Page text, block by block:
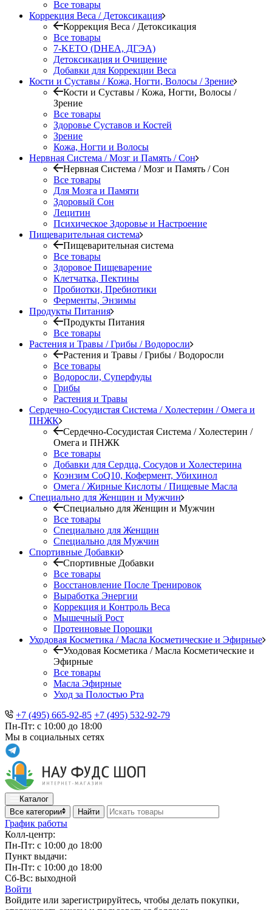
Все товары
Коррекция Веса / Детоксикация
Коррекция Веса / Детоксикация
Все товары
7-KETO (DHEA, ДГЭА)
Детоксикация и Очищение
Добавки для Коррекции Веса
Кости и Суставы / Кожа, Ногти, Волосы / Зрение
Кости и Суставы / Кожа, Ногти, Волосы /
Зрение
Все товары
Здоровье Суставов и Костей
Зрение
Кожа, Ногти и Волосы
Нервная Система / Мозг и Память / Сон
Нервная Система / Мозг и Память / Сон
Все товары
Для Мозга и Памяти
Здоровый Сон
Лецитин
Психическое Здоровье и Настроение
Пищеварительная система
Пищеварительная система
Все товары
Здоровое Пищеварение
Клетчатка, Пектины
Пробиотки, Пребиотики
Ферменты, Энзимы
Продукты Питания
Продукты Питания
Все товары
Растения и Травы / Грибы / Водоросли
Растения и Травы / Грибы / Водоросли
Все товары
Водоросли, Суперфуды
Грибы
Растения и Травы
Сердечно-Сосудистая Система / Холестерин / Омега и
ПНЖК
Сердечно-Сосудистая Система / Холестерин /
Омега и ПНЖК
Все товары
Добавки для Сердца, Сосудов и Холестерина
Коэнзим CoQ10, Кофермент, Убихинол
Омега / Жирные Кислоты / Пищевые Масла
Специально для Женщин и Мужчин
Специально для Женщин и Мужчин
Все товары
Специально для Женщин
Специально для Мужчин
Спортивные Добавки
Спортивные Добавки
Все товары
Восстановление После Тренировок
Выработка Энергии
Коррекция и Контроль Веса
Мышечный Рост
Протеиновые Порошки
Уходовая Косметика / Масла Косметические и Эфирные
Уходовая Косметика / Масла Косметические и
Эфирные
Все товары
Масла Эфирные
Уход за Полостью Рта
+7 (495) 665-92-85 +7 (495) 532-92-79
Пн-Пт: с 10:00 до 18:00
Мы в социальных сетях
Каталог
Все категории
Найти
График работы
Колл-центр:
Пн-Пт: с 10:00 до 18:00
Пункт выдачи:
Пн-Пт: с 10:00 до 18:00
Сб-Вс: выходной
Войти
Войдите или зарегистрируйтесь, чтобы делать покупки,